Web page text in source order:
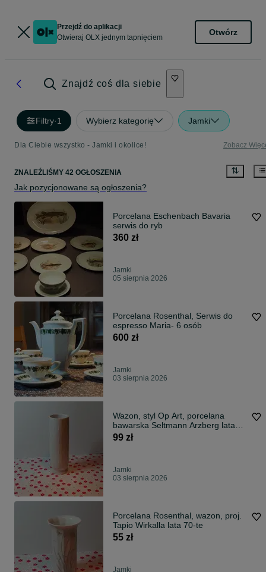
Przejdź do aplikacji
Otwieraj OLX jednym tapnięciem
Otwórz
Znajdź coś dla siebie
Filtry·1 Wybierz kategorię Jamki
Dla Ciebie wszystko - Jamki i okolice! Zobacz
ZNALEŹLIŚMY 42 OGŁOSZENIA
Jak pozycjonowane są ogłoszenia?
Porcelana Eschenbach Bavaria
serwis do ryb
360 zł
Jamki
05 sierpnia 2026
Porcelana Rosenthal, Serwis do
espresso Maria- 6 osób
600 zł
Jamki
03 sierpnia 2026
Wazon, styl Op Art, porcelana
bawarska Seltmann Arzberg lata
60-te
99 zł
Jamki
03 sierpnia 2026
Porcelana Rosenthal, wazon, proj.
Tapio Wirkalla lata 70-te
55 zł
Jamki